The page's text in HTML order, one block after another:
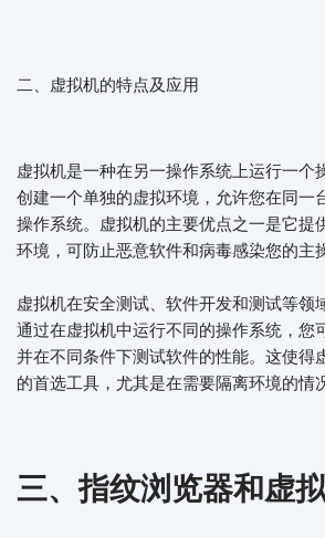
二、虚拟机的特点及应用
虚拟机是一种在另一操作系统上运行一个
创建一个单独的虚拟环境，允许您在同一
操作系统。虚拟机的主要优点之一是它提
环境，可防止恶意软件和病毒感染您的主
虚拟机在安全测试、软件开发和测试等领
通过在虚拟机中运行不同的操作系统，您
并在不同条件下测试软件的性能。这使得
的首选工具，尤其是在需要隔离环境的情
三、指纹浏览器和虚